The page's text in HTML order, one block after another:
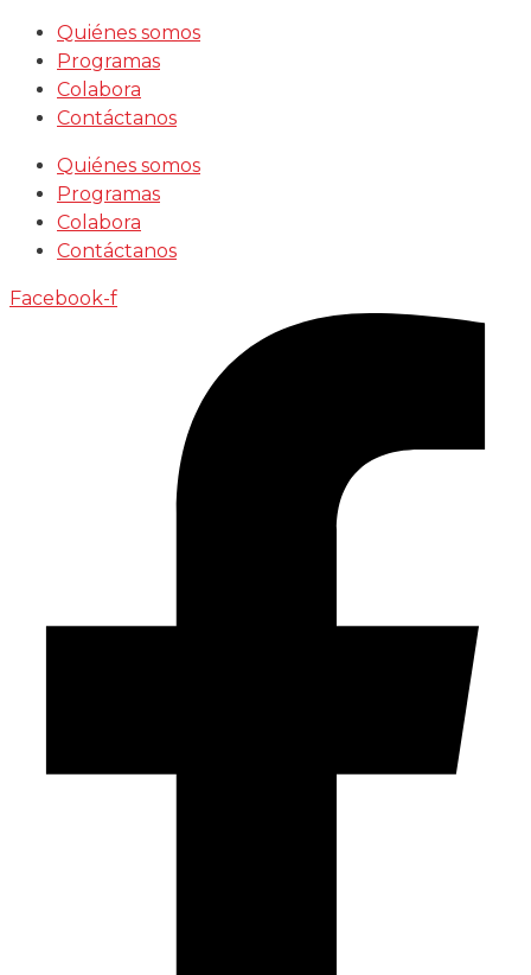
Saltar
contenido
Quiénes somos
Programas
Colabora
Contáctanos
Quiénes somos
Programas
Colabora
Contáctanos
Facebook-f